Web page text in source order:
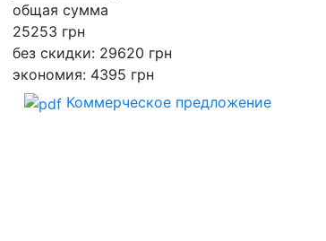
общая сумма
25253 грн
без скидки: 29620 грн
экономия: 4395 грн
Коммерческое предложение